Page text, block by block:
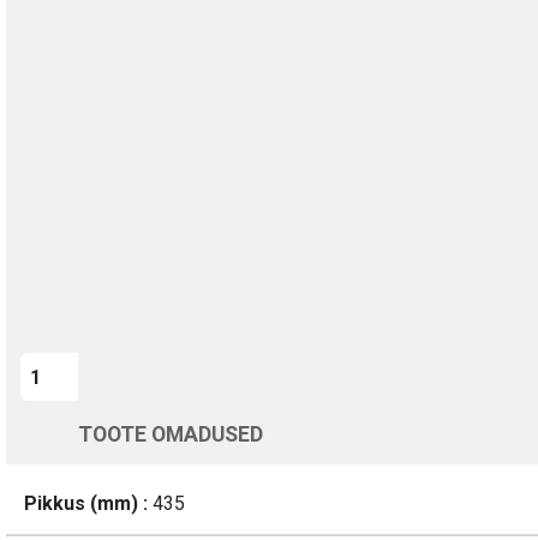
TOOTE OMADUSED
Pikkus (mm) : 435